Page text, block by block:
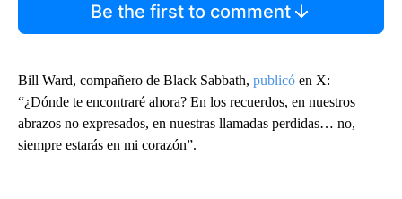
Be the first to comment
Bill Ward, compañero de Black Sabbath, publicó en X:
“¿Dónde te encontraré ahora? En los recuerdos, en nuestros
abrazos no expresados, en nuestras llamadas perdidas… no,
siempre estarás en mi corazón”.